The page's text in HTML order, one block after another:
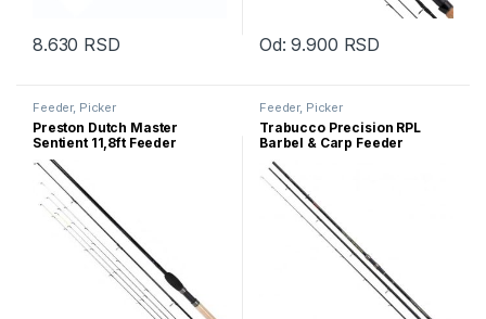
8.630 RSD Od:9.900 RSD
Feeder, Picker
Preston Dutch Master
Sentient 11,8ft Feeder
Feeder, Picker
Trabucco Precision RPL
Barbel & Carp Feeder